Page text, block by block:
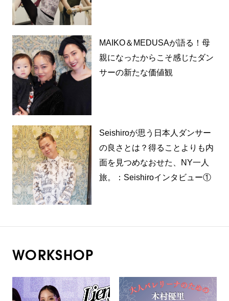
MAIKO＆MEDUSAが語る！母
親になったからこそ感じたダン
サーの新たな価値観
Seishiroが思う日本人ダンサー
の良さとは？得ることよりも内
面を見つめなおせた、NY一人
旅。：Seishiroインタビュー①
WORKSHOP